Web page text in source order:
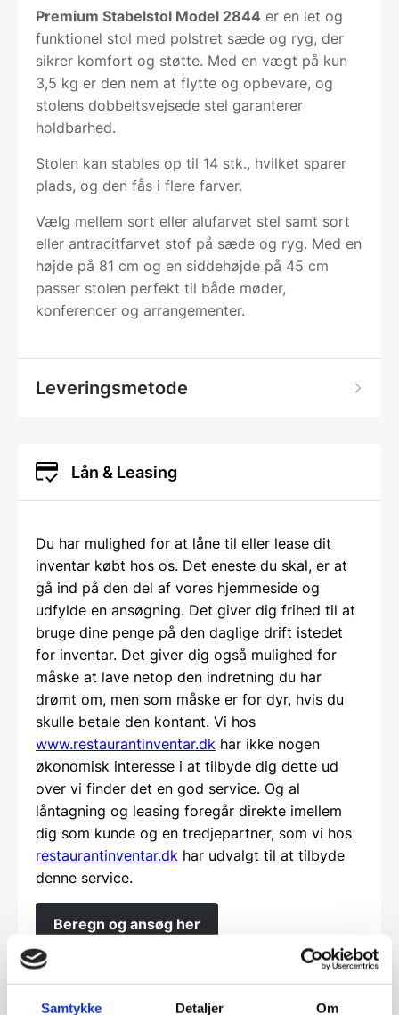
Samtykke Detaljer Om
Premium Stabelstol Model 2844 er en let og
funktionel stol med polstret sæde og ryg, der
sikrer komfort og støtte. Med en vægt på kun
3,5 kg er den nem at flytte og opbevare, og
stolens dobbeltsvejsede stel garanterer
holdbarhed.
Stolen kan stables op til 14 stk., hvilket sparer
plads, og den fås i flere farver.
Vælg mellem sort eller alufarvet stel samt sort
eller antracitfarvet stof på sæde og ryg. Med en
højde på 81 cm og en siddehøjde på 45 cm
passer stolen perfekt til både møder,
konferencer og arrangementer.
Leveringsmetode
Lån & Leasing
Du har mulighed for at låne til eller lease dit
inventar købt hos os. Det eneste du skal, er at
gå ind på den del af vores hjemmeside og
udfylde en ansøgning. Det giver dig frihed til at
bruge dine penge på den daglige drift istedet
for inventar. Det giver dig også mulighed for
måske at lave netop den indretning du har
drømt om, men som måske er for dyr, hvis du
skulle betale den kontant. Vi hos
www.restaurantinventar.dk har ikke nogen
økonomisk interesse i at tilbyde dig dette ud
over vi finder det en god service. Og al
låntagning og leasing foregår direkte imellem
dig som kunde og en tredjepartner, som vi hos
restaurantinventar.dk har udvalgt til at tilbyde
denne service.
Beregn og ansøg her
Vi prismatcher - Klik her